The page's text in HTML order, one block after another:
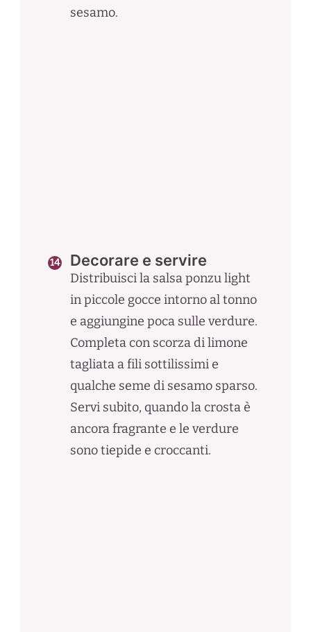
sesamo.
Decorare e servire
Distribuisci la salsa ponzu light
in piccole gocce intorno al tonno
e aggiungine poca sulle verdure.
Completa con scorza di limone
tagliata a fili sottilissimi e
qualche seme di sesamo sparso.
Servi subito, quando la crosta è
ancora fragrante e le verdure
sono tiepide e croccanti.